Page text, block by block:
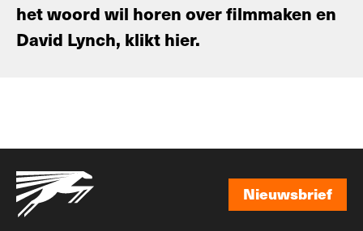
het woord wil horen over filmmaken en
David Lynch, klikt hier.
Nieuwsbrief